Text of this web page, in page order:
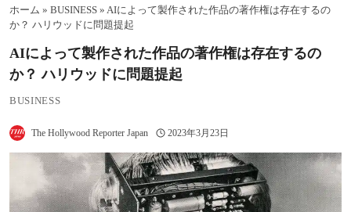
プホーム » BUSINESS » AIによって製作された作品の著作権は存在するの
か？ ハリウッドに問題提起
AIによって製作された作品の著作権は存在するの
か？ ハリウッドに問題提起
BUSINESS
The Hollywood Reporter Japan 2023年3月23日